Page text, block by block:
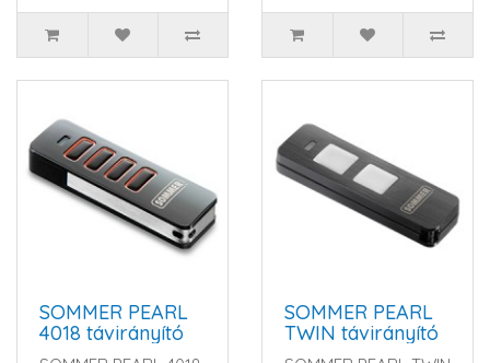
SOMMER PEARL
4018 távirányító
SOMMER PEARL
TWIN távirányító